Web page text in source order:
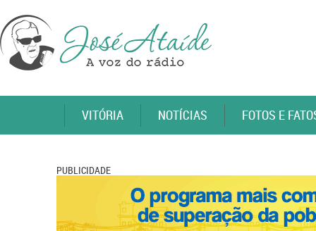
VITÓRIA NOTÍCIAS FOTOS E
PUBLICIDADE